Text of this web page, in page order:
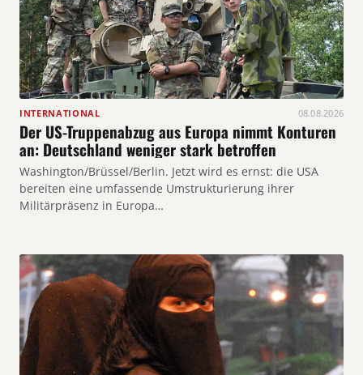
INTERNATIONAL 08.08.2026
Der US-Truppenabzug aus Europa nimmt Konturen
an: Deutschland weniger stark betroffen
Washington/Brüssel/Berlin. Jetzt wird es ernst: die USA
bereiten eine umfassende Umstrukturierung ihrer
Militärpräsenz in Europa…